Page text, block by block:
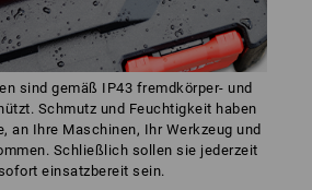
sind gemäß IP43 fremdkörper- und
Schmutz und Feuchtigkeit haben
an Ihre Maschinen, Ihr Werkzeug und
Schließlich sollen sie jederzeit
einsatzbereit sein.